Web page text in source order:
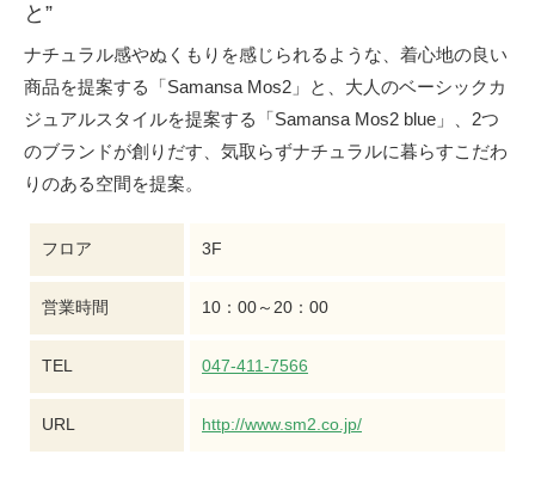
と”
ナチュラル感やぬくもりを感じられるような、着心地の良い
商品を提案する「Samansa Mos2」と、大人のベーシックカ
ジュアルスタイルを提案する「Samansa Mos2 blue」、2つ
のブランドが創りだす、気取らずナチュラルに暮らすこだわ
りのある空間を提案。
フロア 3F
営業時間 10：00～20：00
TEL 047-411-7566
URL http://www.sm2.co.jp/